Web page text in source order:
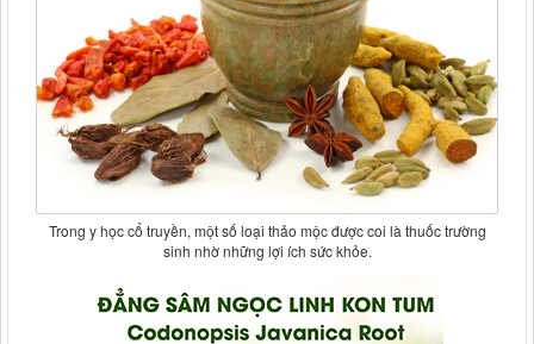
Trong y học cổ truyền, một số loại thảo mộc được coi là thuốc trường
sinh nhờ những lợi ích sức khỏe.